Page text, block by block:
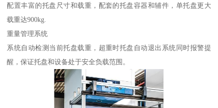
配置丰富的托盘尺寸和载重，配套的托盘容器和辅件，单托盘更大
载重达900kg.
重量管理系统
系统自动检测当前托盘载重，超重时托盘自动退出系统同时报警提
醒，保证托盘和设备处于安全负载范围。